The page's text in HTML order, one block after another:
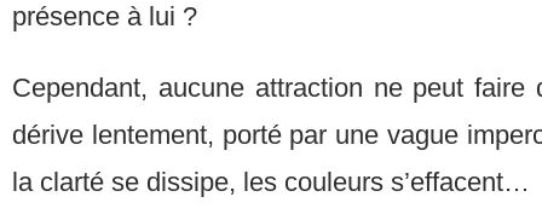
présence à lui ?
Cependant, aucune attraction ne peut
dérive lentement, porté par une vague
la clarté se dissipe, les couleurs s’effacent…